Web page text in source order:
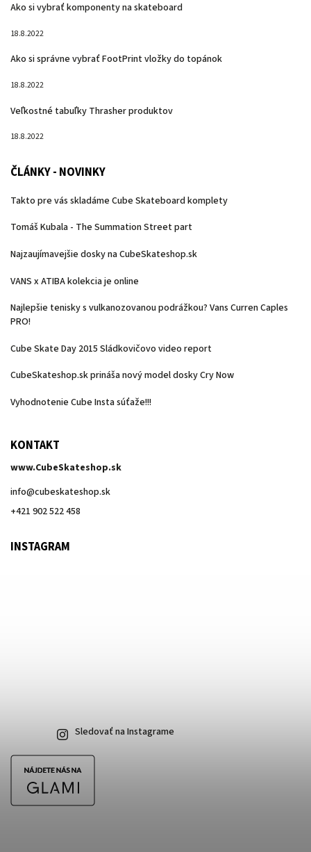
Ako si vybrať komponenty na skateboard
18.8.2022
Ako si správne vybrať FootPrint vložky do topánok
18.8.2022
Veľkostné tabuľky Thrasher produktov
18.8.2022
ČLÁNKY - NOVINKY
Takto pre vás skladáme Cube Skateboard komplety
Tomáš Kubala - The Summation Street part
Najzaujímavejšie dosky na CubeSkateshop.sk
VANS x ATIBA kolekcia je online
Najlepšie tenisky s vulkanozovanou podrážkou? Vans Curren Caples
PRO!
Cube Skate Day 2015 Sládkovičovo video report
CubeSkateshop.sk prináša nový model dosky Cry Now
Vyhodnotenie Cube Insta súťaže!!!
KONTAKT
www.CubeSkateshop.sk
info@cubeskateshop.sk
+421 902 522 458
INSTAGRAM
Sledovať na Instagrame